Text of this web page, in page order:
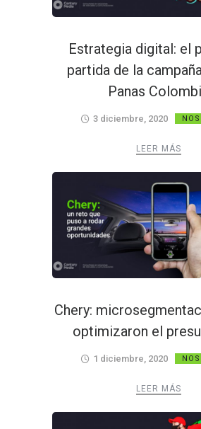
Estrategia digital: el
partida de la
Panas
3 diciembre, 2020
LEER MÁS
Chery:
optimizaron el
1 diciembre, 2020
LEER MÁS